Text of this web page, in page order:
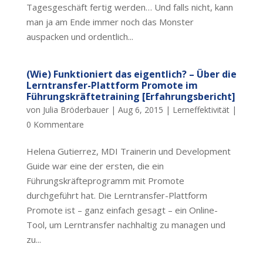
Tagesgeschäft fertig werden… Und falls nicht, kann
man ja am Ende immer noch das Monster
auspacken und ordentlich...
(Wie) Funktioniert das eigentlich? – Über die
Lerntransfer-Plattform Promote im
Führungskräftetraining [Erfahrungsbericht]
von Julia Bröderbauer| Aug 6, 2015 | Lerneffektivität|
0 Kommentare
Helena Gutierrez, MDI Trainerin und Development
Guide war eine der ersten, die ein
Führungskräfteprogramm mit Promote
durchgeführt hat. Die Lerntransfer-Plattform
Promote ist – ganz einfach gesagt – ein Online-
Tool, um Lerntransfer nachhaltig zu managen und
zu...